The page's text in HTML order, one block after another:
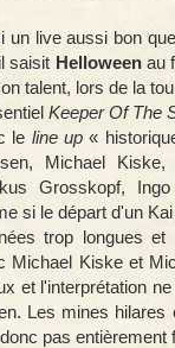
un live aussi bon
saisit Helloweenau
talent, lors de la
Keeper Of The
le line up «
Michael Kiske,
Grosskopf, Ingo
si le départ d'un
trop longues
Michael Kiske et
et l'interprétation
Les mines hilares
pas